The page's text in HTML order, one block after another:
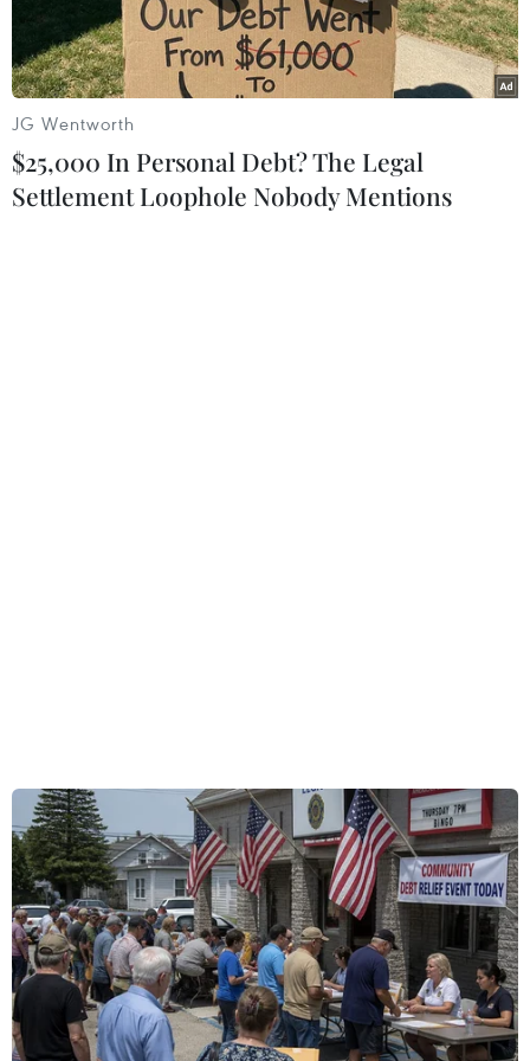
năm 2028.
Andre Douglas và Frank Rubio là các chuyên
gia nhiệm vụ, cùng phi hành gia Luca
Parmitano của Cơ quan Hàng không Vũ trụ châu
Âu (ESA) đảm nhiệm vị trí lái chính.
NASA cũng chỉ định phi hành gia Bob Hines
làm thành viên dự bị, tham gia huấn luyện cùng
phi hành đoàn chính thức.
JG Wentworth
$25,000 In Personal Debt? The Legal
Settlement Loophole Nobody Mentions